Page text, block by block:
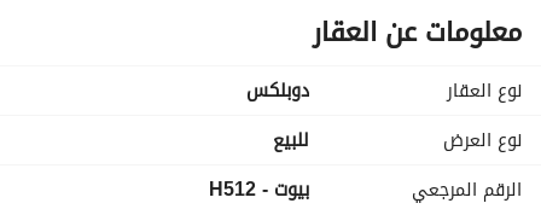
كاملة العدادات
مدخلين للعمارة بتصميم فندقي
2 اسانسير لكل مدخل
باكية جراچ تسع سيارتين
استلام فوري
سعر الوحدة : 36 مليون جنيه كــاش
ــــــــــــــــــــــــــــــــــــــــــــــــــــــــــــــــــ
معلومات عن العقار
نوع العقار
دوبلكس
نوع العرض
للبيع
الرقم المرجعي
بيوت - H512